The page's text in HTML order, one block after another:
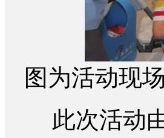
图为活动现
此次活动由